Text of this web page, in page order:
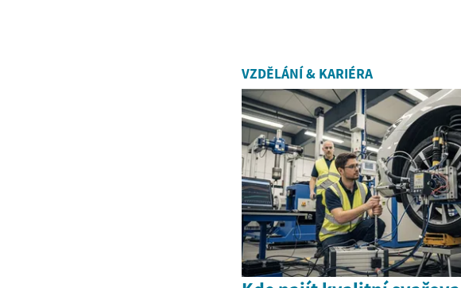
VZDĚLÁNÍ & KARIÉRA